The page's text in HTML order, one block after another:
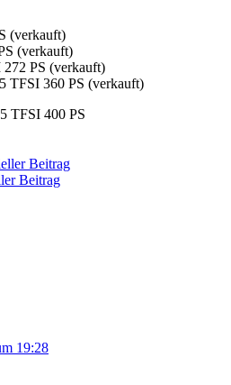
(verkauft)
(verkauft)
272 PS (verkauft)
TFSI 360 PS (verkauft)
TFSI 400 PS
Beitrag
Beitrag
19:28